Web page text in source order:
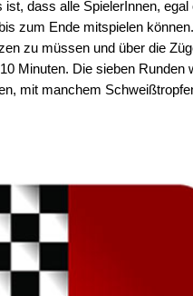
dass alle SpielerInnen,
zum Ende mitspielen
zu müssen und über die
Minuten. Die sieben Runden
mit manchem